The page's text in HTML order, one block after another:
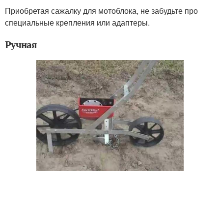
Приобретая сажалку для мотоблока, не забудьте про
специальные крепления или адаптеры.
Ручная